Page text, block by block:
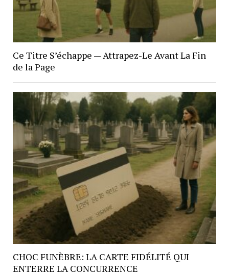
Ce Titre S’échappe — Attrapez-Le Avant La Fin
de la Page
CHOC FUNÈBRE: LA CARTE FIDÉLITÉ QUI
ENTERRE LA CONCURRENCE